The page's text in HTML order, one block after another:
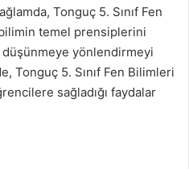
Tonguç 5. Sınıf Fen
temel prensiplerini
yönlendirmeyi
Tonguç 5. Sınıf Fen Bilimleri
sağladığı faydalar